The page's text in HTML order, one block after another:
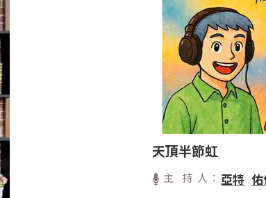
天頂半節虹
主 持 人： 亞特